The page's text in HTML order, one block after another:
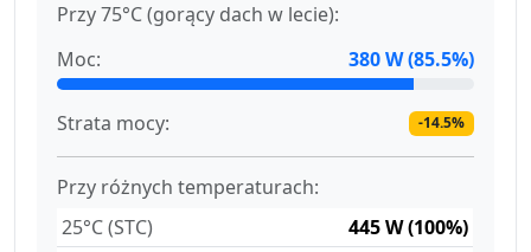
Przy 75°C (gorący dach w lecie):
Moc:
380 W (85.5%)
Strata mocy: -14.5%
Przy różnych temperaturach:
25°C (STC)
445 W (100%)